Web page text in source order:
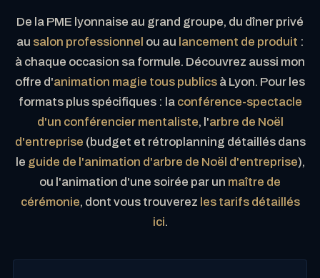
De la PME lyonnaise au grand groupe, du dîner privé
au salon professionnel ou au lancement de produit :
à chaque occasion sa formule. Découvrez aussi mon
offre d'animation magie tous publics à Lyon. Pour les
formats plus spécifiques : la conférence-spectacle
d'un conférencier mentaliste, l'arbre de Noël
d'entreprise (budget et rétroplanning détaillés dans
le guide de l'animation d'arbre de Noël d'entreprise),
ou l'animation d'une soirée par un maître de
cérémonie, dont vous trouverez les tarifs détaillés
ici.